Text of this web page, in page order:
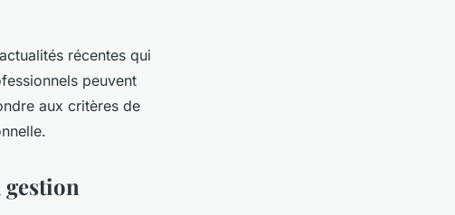
récentes qui
peuvent
aux critères de